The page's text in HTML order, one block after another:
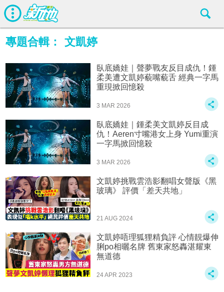
專題合輯： 文凱婷
臥底嬌娃｜聲夢戰友反目成仇！鍾
柔美遭文凱婷藐嘴藐舌 經典一字馬
重現掀回憶殺
3 MAR 2026
臥底嬌娃｜鍾柔美文凱婷反目成
仇！Aeren寸嘴港女上身 Yumi重演
一字馬掀回憶殺
3 MAR 2026
文凱婷挑戰雲浩影翻唱女聲版《黑
玻璃》 評價「差天共地」
21 AUG 2024
文凱婷唔理狐狸精負評 心情靚爆伸
脷po相曬名牌 舊東家怒轟湛耀東
無道德
24 APR 2023